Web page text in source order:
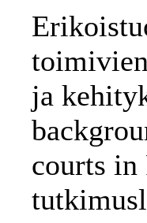
ja
courts